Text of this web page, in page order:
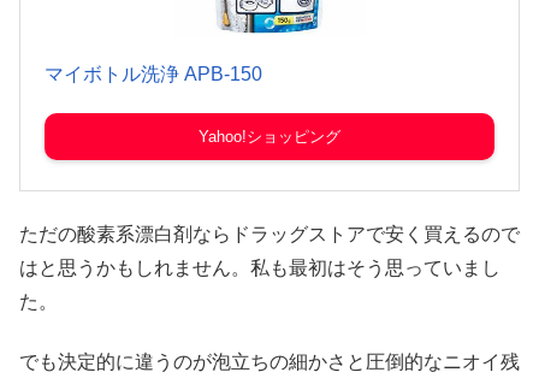
マイボトル洗浄 APB-150
Yahoo!ショッピング
ただの酸素系漂白剤ならドラッグストアで安く買えるので
はと思うかもしれません。私も最初はそう思っていまし
た。
でも決定的に違うのが泡立ちの細かさと圧倒的なニオイ残